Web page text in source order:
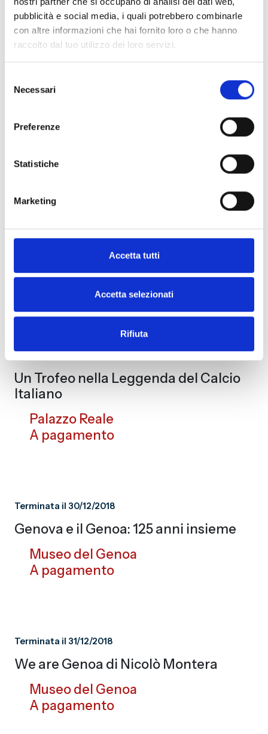
pubblicità e social media, i quali potrebbero combinarle
con altre informazioni che hai fornito loro o che hanno
raccolto dal tuo utilizzo dei loro servizi.
delNecessari
Preferenze
Statistiche
Marketing
Accetta tutti
Accetta selezionati
Rifiuta
Genoani. 10 ritratti di fede rossoblù
A pagamento
Terminata il 30/12/2018
Lanterna Stories. Racconti del
passato genovese
Terminata il 31/12/2018
Un Trofeo nella Leggenda del Calcio
Italiano
Palazzo Reale
A pagamento
Terminata il 30/12/2018
Genova e il Genoa: 125 anni insieme
Museo del Genoa
A pagamento
Terminata il 31/12/2018
We are Genoa di Nicolò Montera
Museo del Genoa
A pagamento